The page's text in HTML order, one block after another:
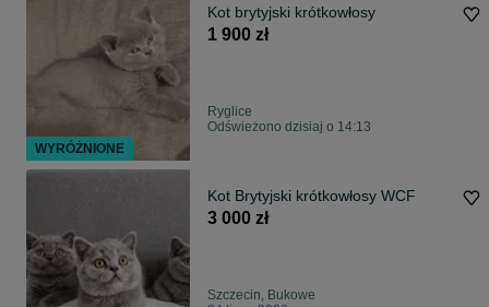
Kot brytyjski krótkowłosy
1 900 zł
Ryglice
Odświeżono dzisiaj o 14:13
Kot Brytyjski krótkowłosy WCF
3 000 zł
Szczecin, Bukowe
WYRÓŻNIONE